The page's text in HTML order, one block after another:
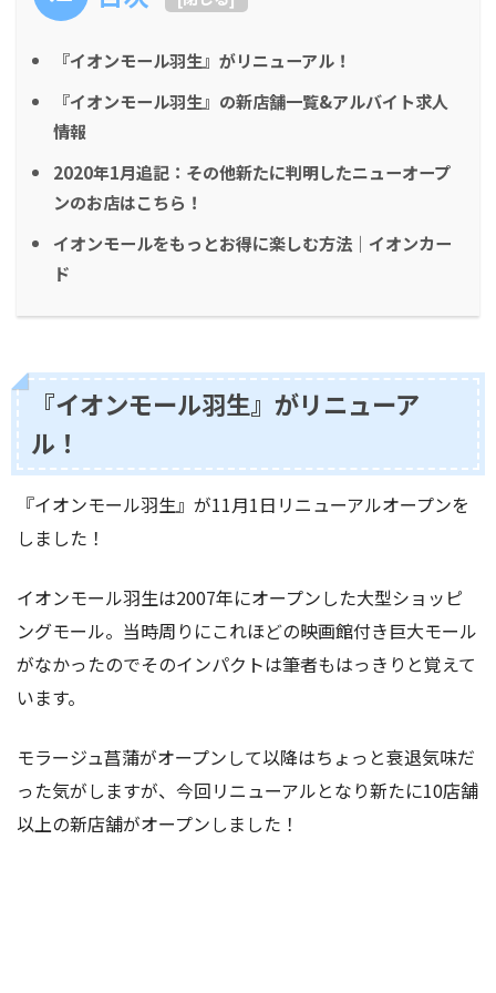
『イオンモール羽生』がリニューアル！
『イオンモール羽生』の新店舗一覧&アルバイト求人
情報
2020年1月追記：その他新たに判明したニューオープ
ンのお店はこちら！
イオンモールをもっとお得に楽しむ方法｜イオンカー
ド
『イオンモール羽生』がリニューア
ル！
『イオンモール羽生』が11月1日リニューアルオープンを
しました！
イオンモール羽生は2007年にオープンした大型ショッピ
ングモール。当時周りにこれほどの映画館付き巨大モール
がなかったのでそのインパクトは筆者もはっきりと覚えて
います。
モラージュ菖蒲がオープンして以降はちょっと衰退気味だ
った気がしますが、今回リニューアルとなり新たに10店舗
以上の新店舗がオープンしました！